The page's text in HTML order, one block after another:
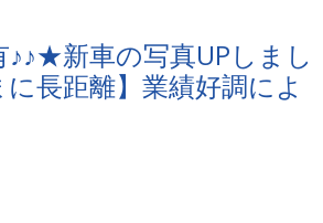
新車の写真UPしまし
長距離】業績好調によ